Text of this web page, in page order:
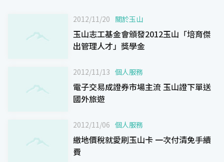
2012/11/20 關於玉山
玉山志工基金會頒發2012玉山「培育傑
出管理人才」獎學金
2012/11/13 個人服務
電子交易成證券市場主流 玉山證下單送
國外旅遊
2012/11/06 個人服務
繳地價稅就愛刷玉山卡 一次付清免手續
費